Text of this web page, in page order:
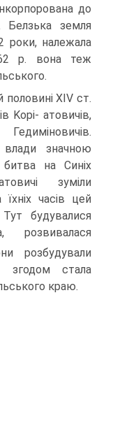
до
земля
роки, належала
р. вона теж
половині XIV ст.
Kopi- атовичів,
зна­чною
на Синіх
зуміли
часів цей
будувалися
розвивалася
розбудували
згодом стала
краю.